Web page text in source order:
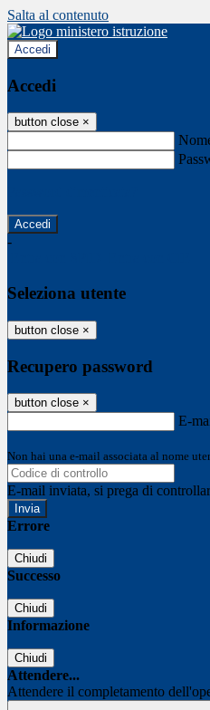
Salta al contenuto
Accedi
Accedi
button close ×
-
Seleziona utente
button close ×
Recupero password
button close ×
E-
Non hai una e-mail associata al nome
E-mail inviata, si prega di
Errore
Chiudi
Successo
Chiudi
Informazione
Chiudi
Attendere...
Attendere il completamento